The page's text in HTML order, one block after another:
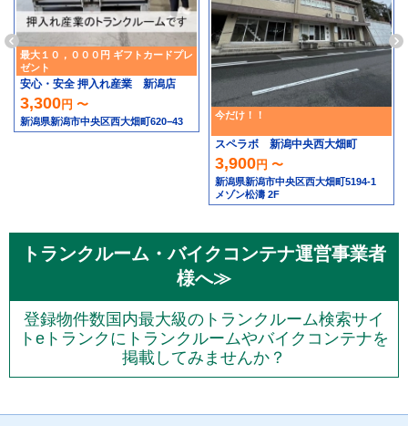
最大１０，０００円 ギフトカードプレ
ゼント
安心・安全 押入れ産業 新潟店
3,300円 〜
新潟県新潟市中央区西大畑町620−43
今だけ！！
スペラボ 新潟中央西大畑町
3,900円 〜
新潟県新潟市中央区西大畑町5194-1
メゾン松濤 2F
トランクルーム・バイクコンテナ運営事業者
様へ≫
登録物件数国内最大級のトランクルーム検索サイ
トeトランクにトランクルームやバイクコンテナを
掲載してみませんか？